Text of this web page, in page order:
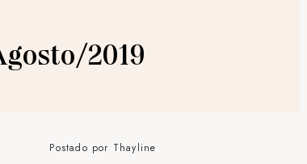
2019
Postado por Thayline